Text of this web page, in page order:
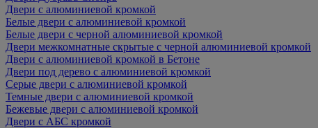
Двери с алюминиевой кромкой
Белые двери с алюминиевой кромкой
Белые двери с черной алюминиевой кромкой
Двери межкомнатные скрытые с черной алюминиевой кромкой
Двери с алюминиевой кромкой в Бетоне
Двери под дерево с алюминиевой кромкой
Серые двери с алюминиевой кромкой
Темные двери с алюминиевой кромкой
Бежевые двери с алюминиевой кромкой
Двери с АБС кромкой